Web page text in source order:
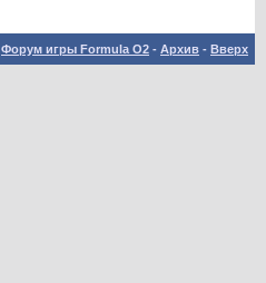
Форум игры Formula O2 - Архив - Вверх